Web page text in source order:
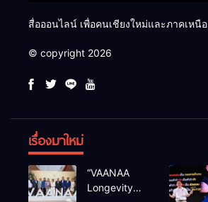
สื่อออนไลน์ เพื่อคนเชียงใหม่และภาคเหนือ
© copyright 2026
เรื่องมาใหม่
“VAANAA
Longevity